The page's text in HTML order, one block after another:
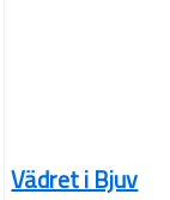
Vädret i Bjuv